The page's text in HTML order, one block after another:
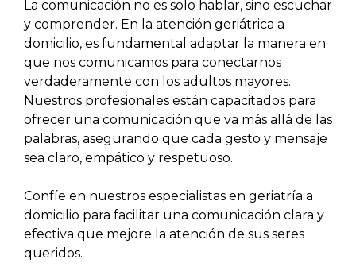
La comunicación no es solo hablar, sino escuchar
y comprender. En la atención geriátrica a
domicilio, es fundamental adaptar la manera en
que nos comunicamos para conectarnos
verdaderamente con los adultos mayores.
Nuestros profesionales están capacitados para
ofrecer una comunicación que va más allá de las
palabras, asegurando que cada gesto y mensaje
sea claro, empático y respetuoso.
Confíe en nuestros especialistas en geriatría a
domicilio para facilitar una comunicación clara y
efectiva que mejore la atención de sus seres
queridos.